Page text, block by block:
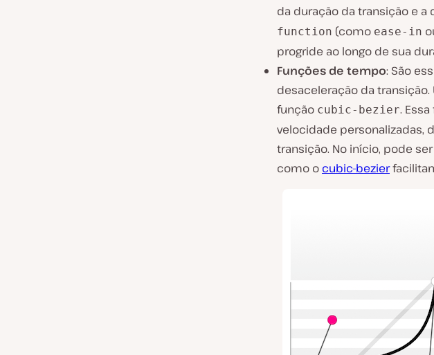
da duração da transição e a
function (como ease-in
progride ao longo de sua
Funções de tempo: São
desaceleração da
função cubic-bezier.
velocidade personalizadas,
transição. No início, pode
como o cubic-bezier